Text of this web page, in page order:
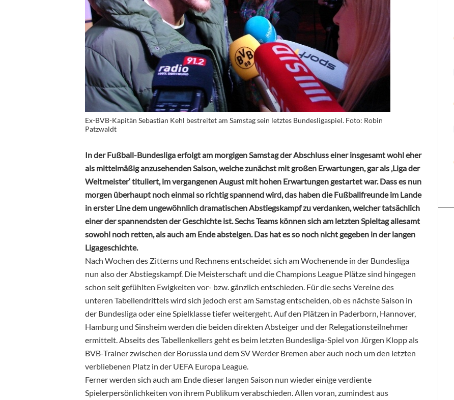
Ex-BVB-Kapitän Sebastian Kehl bestreitet am Samstag sein letztes Bundesligaspiel. Foto: Robin
Patzwaldt
In der Fußball-Bundesliga erfolgt am morgigen Samstag der Abschluss einer insgesamt wohl eher
als mittelmäßig anzusehenden Saison, welche zunächst mit großen Erwartungen, gar als ‚Liga der
Weltmeister‘ tituliert, im vergangenen August mit hohen Erwartungen gestartet war. Dass es nun
morgen überhaupt noch einmal so richtig spannend wird, das haben die Fußballfreunde im Lande
in erster Line dem ungewöhnlich dramatischen Abstiegskampf zu verdanken, welcher tatsächlich
einer der spannendsten der Geschichte ist. Sechs Teams können sich am letzten Spieltag allesamt
sowohl noch retten, als auch am Ende absteigen. Das hat es so noch nicht gegeben in der langen
Ligageschichte.
Nach Wochen des Zitterns und Rechnens entscheidet sich am Wochenende in der Bundesliga
nun also der Abstiegskampf. Die Meisterschaft und die Champions League Plätze sind hingegen
schon seit gefühlten Ewigkeiten vor- bzw. gänzlich entschieden. Für die sechs Vereine des
unteren Tabellendrittels wird sich jedoch erst am Samstag entscheiden, ob es nächste Saison in
der Bundesliga oder eine Spielklasse tiefer weitergeht. Auf den Plätzen in Paderborn, Hannover,
Hamburg und Sinsheim werden die beiden direkten Absteiger und der Relegationsteilnehmer
ermittelt. Abseits des Tabellenkellers geht es beim letzten Bundesliga-Spiel von Jürgen Klopp als
BVB-Trainer zwischen der Borussia und dem SV Werder Bremen aber auch noch um den letzten
verbliebenen Platz in der UEFA Europa League.
Ferner werden sich auch am Ende dieser langen Saison nun wieder einige verdiente
Spielerpersönlichkeiten von ihrem Publikum verabschieden. Allen voran, zumindest aus